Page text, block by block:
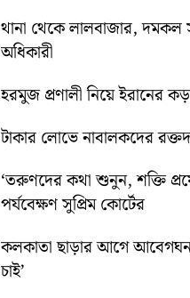
থানা থেকে লালবাজার, দমকল
অধিকারী
হরমুজ প্রণালী নিয়ে ইরানের
টাকার লোভে নাবালকদের
‘তরুণদের কথা শুনুন, শক্তি
পর্যবেক্ষণ সুপ্রিম কোর্টের
কলকাতা ছাড়ার আগে আবেগঘন
চাই’